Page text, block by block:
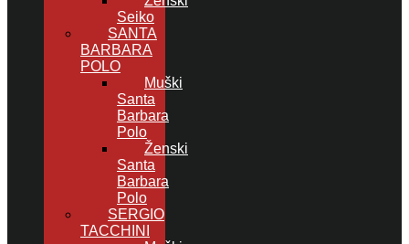
Seiko
SANTA
BARBARA
POLO
Muški
Santa
Barbara
Polo
Ženski
Santa
Barbara
Polo
SERGIO
TACCHINI